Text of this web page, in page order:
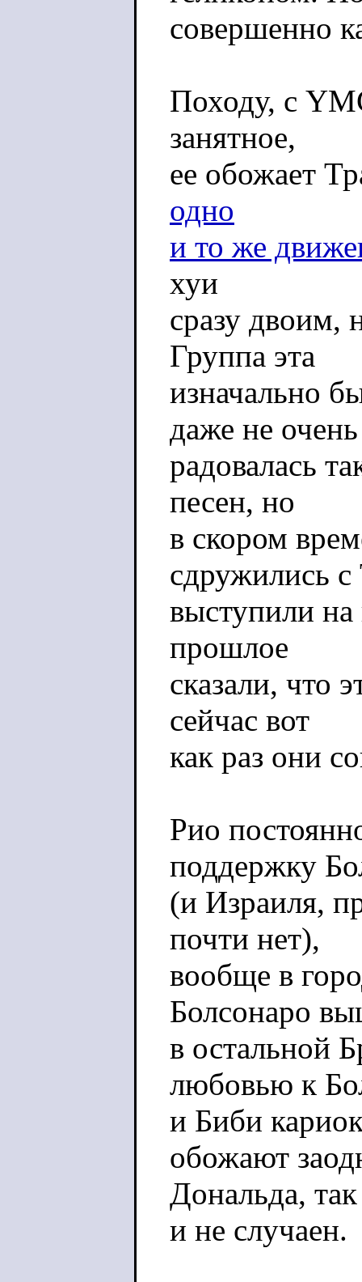
совершенно
Походу, с
занятное,
ее обожает
одно
и то же
хуи
сразу двоим,
Группа эта
изначально
даже не очень
радовалась
песен, но
в скором
сдружились
выступили на
прошлое
сказали, что
сейчас вот
как раз они
Рио
поддержку
(и Израиля,
почти нет),
вообще в
Болсонаро
в остальной
любовью к
и Биби
обожают
Дональда,
и не случаен.